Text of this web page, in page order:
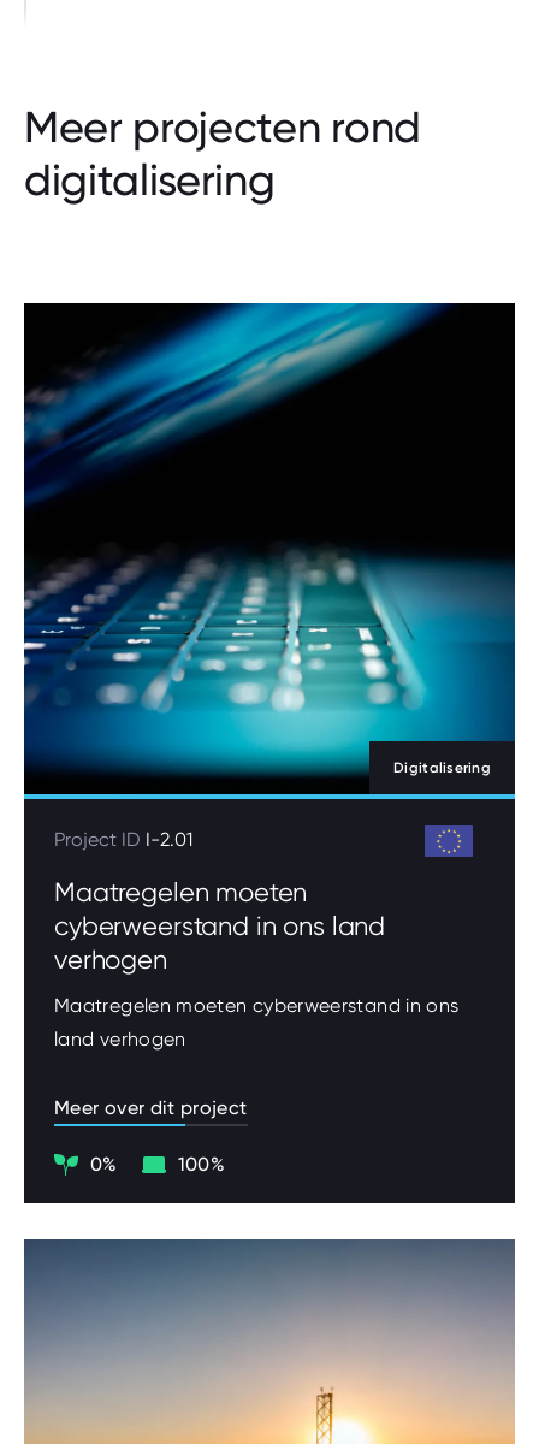
Meer projecten rond
digitalisering
Digitalisering
Project ID I-2.01
Maatregelen moeten
cyberweerstand in ons land
verhogen
Maatregelen moeten cyberweerstand in ons
land verhogen
Meer over dit project
Klimaat
0% Digitalisering
100%